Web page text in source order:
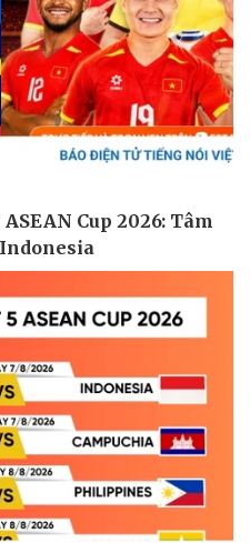
Công nghệ
Sành điệu
Tin Công nghệ